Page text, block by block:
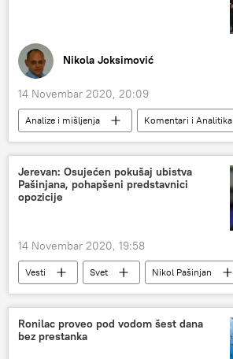
Nikola Joksimović
14 Novembar 2020, 20:09
Analize i mišljenja
Komentari i Analitika
Samoopredeljenje
inicijativa
Deklaracija
Jerevan: Osujećen pokušaj ubistva
Pašinjana, pohapšeni predstavnici
opozicije
14 Novembar 2020, 19:58
Vesti Svet
Nikol Pašinjan
pokušaj ubistva
Jermenija
Ronilac proveo pod vodom šest dana
bez prestanka